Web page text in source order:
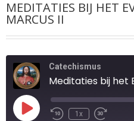
MEDITATIES BIJ HET
MARCUS II
Catechismus
Meditaties bij het
1x